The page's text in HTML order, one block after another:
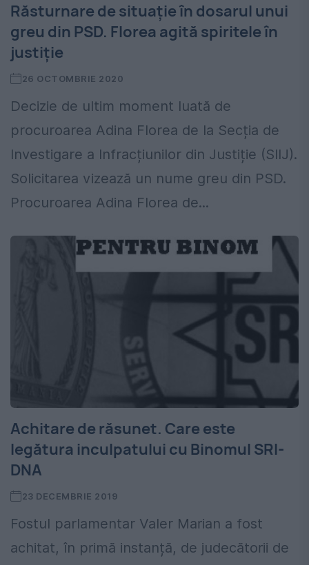
Răsturnare de situație în dosarul unui
greu din PSD. Florea agită spiritele în
justiție
26 OCTOMBRIE 2020
Decizie de ultim moment luată de
procuroarea Adina Florea de la Secția de
Investigare a Infracțiunilor din Justiție (SIIJ).
Solicitarea vizează un nume greu din PSD.
Procuroarea Adina Florea de...
Achitare de răsunet. Care este
legătura inculpatului cu Binomul SRI-
DNA
23 DECEMBRIE 2019
Fostul parlamentar Valer Marian a fost
achitat, în primă instanță, de judecătorii de